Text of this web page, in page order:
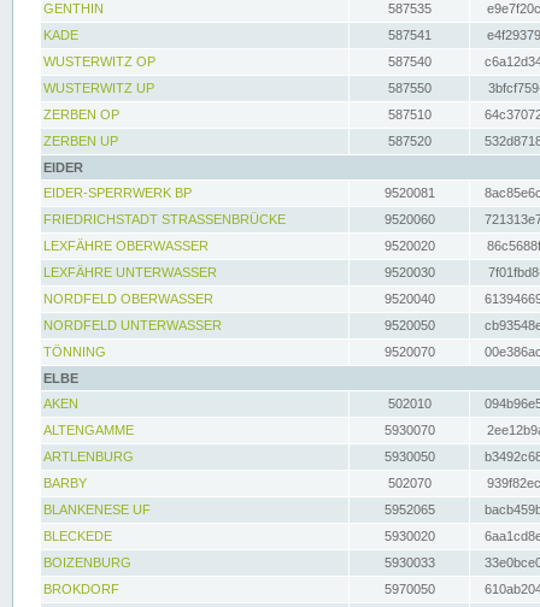
GENTHIN
587535
KADE
587541
WUSTERWITZ OP
587540
WUSTERWITZ UP
587550
ZERBEN OP
587510
ZERBEN UP
587520
EIDER
EIDER-SPERRWERK BP
9520081
FRIEDRICHSTADT STRASSENBRÜCKE
9520060
LEXFÄHRE OBERWASSER
9520020
LEXFÄHRE UNTERWASSER
9520030
NORDFELD OBERWASSER
9520040
NORDFELD UNTERWASSER
9520050
TÖNNING
9520070
ELBE
AKEN
502010
ALTENGAMME
5930070
ARTLENBURG
5930050
BARBY
502070
BLANKENESE UF
5952065
BLECKEDE
5930020
BOIZENBURG
5930033
BROKDORF
5970050